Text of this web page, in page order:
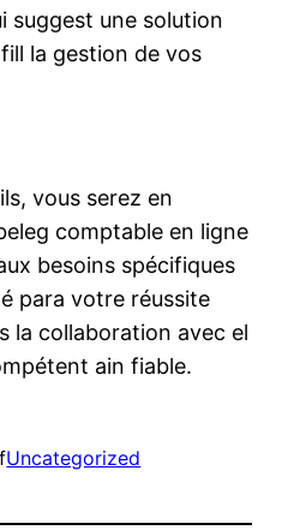
suggest une solution
la gestion de vos
vous serez en
comptable en ligne
besoins spécifiques
para votre réussite
la collaboration avec el
ain fiable.
Uncategorized